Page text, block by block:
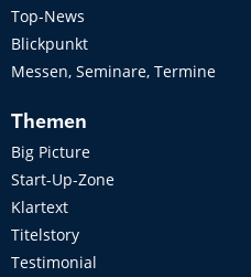
Top-News
Blickpunkt
Messen, Seminare, Termine
Themen
Big Picture
Start-Up-Zone
Klartext
Titelstory
Testimonial